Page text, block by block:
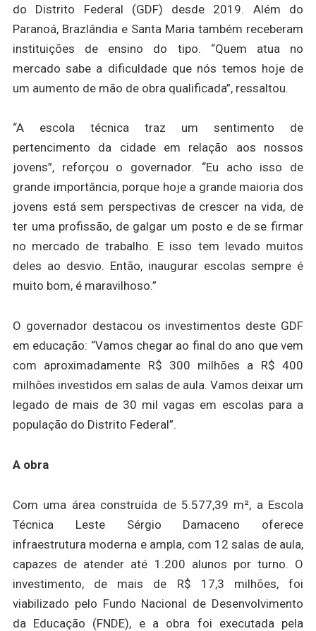
do Distrito Federal (GDF) desde 2019. Além do
Paranoá, Brazlândia e Santa Maria também receberam
instituições de ensino do tipo. “Quem atua no
mercado sabe a dificuldade que nós temos hoje de
um aumento de mão de obra qualificada”, ressaltou.
“A escola técnica traz um sentimento de
pertencimento da cidade em relação aos nossos
jovens”, reforçou o governador. “Eu acho isso de
grande importância, porque hoje a grande maioria dos
jovens está sem perspectivas de crescer na vida, de
ter uma profissão, de galgar um posto e de se firmar
no mercado de trabalho. E isso tem levado muitos
deles ao desvio. Então, inaugurar escolas sempre é
muito bom, é maravilhoso.”
O governador destacou os investimentos deste GDF
em educação: “Vamos chegar ao final do ano que vem
com aproximadamente R$ 300 milhões a R$ 400
milhões investidos em salas de aula. Vamos deixar um
legado de mais de 30 mil vagas em escolas para a
população do Distrito Federal”.
A obra
Com uma área construída de 5.577,39 m², a Escola
Técnica Leste Sérgio Damaceno oferece
infraestrutura moderna e ampla, com 12 salas de aula,
capazes de atender até 1.200 alunos por turno. O
investimento, de mais de R$ 17,3 milhões, foi
viabilizado pelo Fundo Nacional de Desenvolvimento
da Educação (FNDE), e a obra foi executada pela